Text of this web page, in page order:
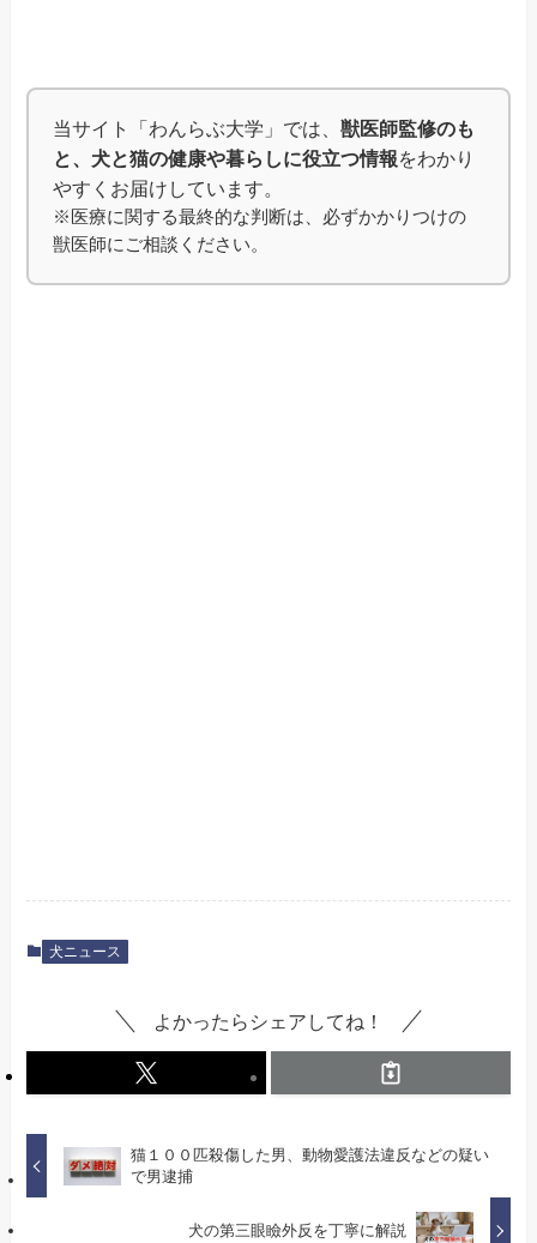
当サイト「わんらぶ大学」では、獣医師監修のも
と、犬と猫の健康や暮らしに役立つ情報をわかり
やすくお届けしています。
※医療に関する最終的な判断は、必ずかかりつけの
獣医師にご相談ください。
犬ニュース
よかったらシェアしてね！
猫１００匹殺傷した男、動物愛護法違反などの疑い
で男逮捕
犬の第三眼瞼外反を丁寧に解説